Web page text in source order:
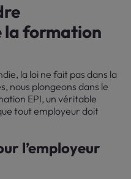
la formation
la loi ne fait pas dans la
nous plongeons dans le
EPI, un véritable
tout employeur doit
l’employeur